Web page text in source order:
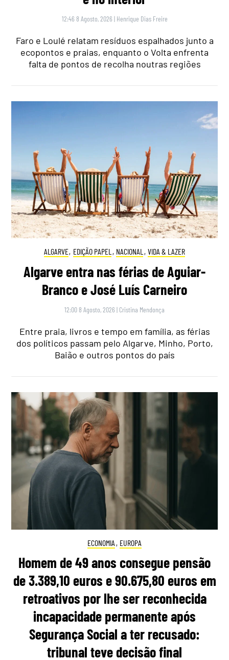
12:46 8 Agosto, 2026 | Henrique Dias Freire
Faro e Loulé relatam resíduos espalhados junto a
ecopontos e praias, enquanto o Volta enfrenta
falta de pontos de recolha noutras regiões
ALGARVE, EDIÇÃO PAPEL , NACIONAL , VIDA & LAZER
Algarve entra nas férias de Aguiar-
Branco e José Luís Carneiro
12:00 8 Agosto, 2026 | Cristina Mendonça
Entre praia, livros e tempo em família, as férias
dos políticos passam pelo Algarve, Minho, Porto,
Baião e outros pontos do país
ECONOMIA , EUROPA
Homem de 49 anos consegue pensão
de 3.389,10 euros e 90.675,80 euros em
retroativos por lhe ser reconhecida
incapacidade permanente após
Segurança Social a ter recusado:
tribunal teve decisão final